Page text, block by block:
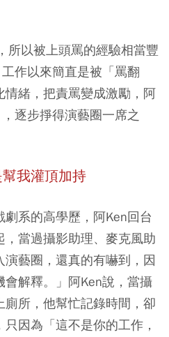
所以被上頭罵的經驗相當豐
作以來簡直是被「罵翻
緒，把責罵變成激勵，阿
逐步掙得演藝圈一席之
我灌頂加持
系的高學歷，阿Ken回台
當過攝影助理、麥克風助
藝圈，還真的有嚇到，因
解釋。」阿Ken說，當攝
所，他幫忙記錄時間，卻
因為「這不是你的工作，